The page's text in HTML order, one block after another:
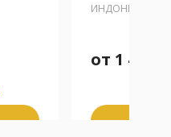
ИНДОНЕЗИЯ
от 1 451